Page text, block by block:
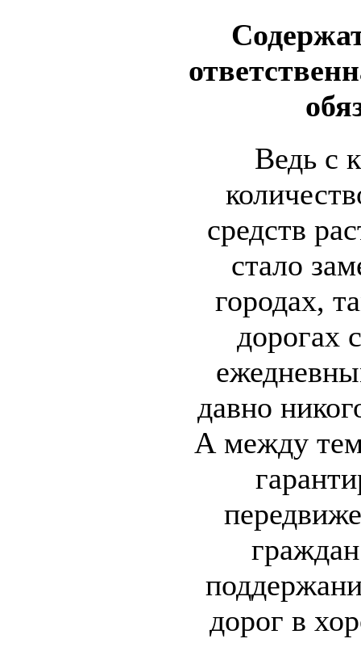
Ведь с
средств
стало
городах,
дорогах
давно
А между
дорог в